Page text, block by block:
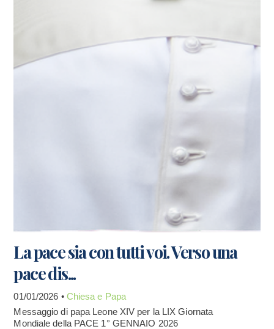
La pace sia con tutti voi. Verso una
pace dis...
01/01/2026 • Chiesa e Papa
Messaggio di papa Leone XIV per la LIX Giornata
Mondiale della PACE 1° GENNAIO 2026